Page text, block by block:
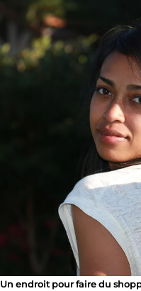
Un endroit pour faire du